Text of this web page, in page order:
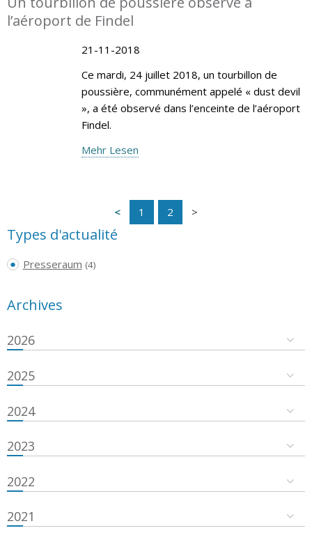
l’aéroport de Findel
21-11-2018
Ce mardi, 24 juillet 2018, un tourbillon de
poussière, communément appelé « dust devil
», a été observé dans l’enceinte de l’aéroport
Findel.
Mehr Lesen
1 2
Types d'actualité
Presseraum (4)
Archives
2026
2025
2024
2023
2022
2021